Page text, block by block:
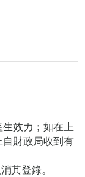
效力；如在上
財政局收到有
其登錄。